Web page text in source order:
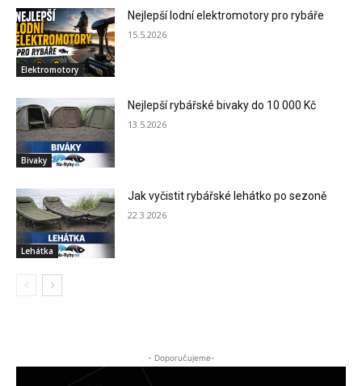
Elektromotory
Nejlepší lodní elektromotory pro rybáře
15.5.2026
Bivaky
Nejlepší rybářské bivaky do 10 000 Kč
13.5.2026
Lehátka
Jak vyčistit rybářské lehátko po sezoně
22.3.2026
- Doporučujeme-